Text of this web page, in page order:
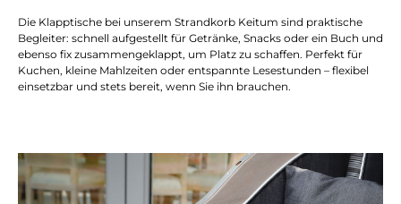
Die Klapptische bei unserem Strandkorb Keitum sind praktische
Begleiter: schnell aufgestellt für Getränke, Snacks oder ein Buch und
ebenso fix zusammengeklappt, um Platz zu schaffen. Perfekt für
Kuchen, kleine Mahlzeiten oder entspannte Lesestunden – flexibel
einsetzbar und stets bereit, wenn Sie ihn brauchen.